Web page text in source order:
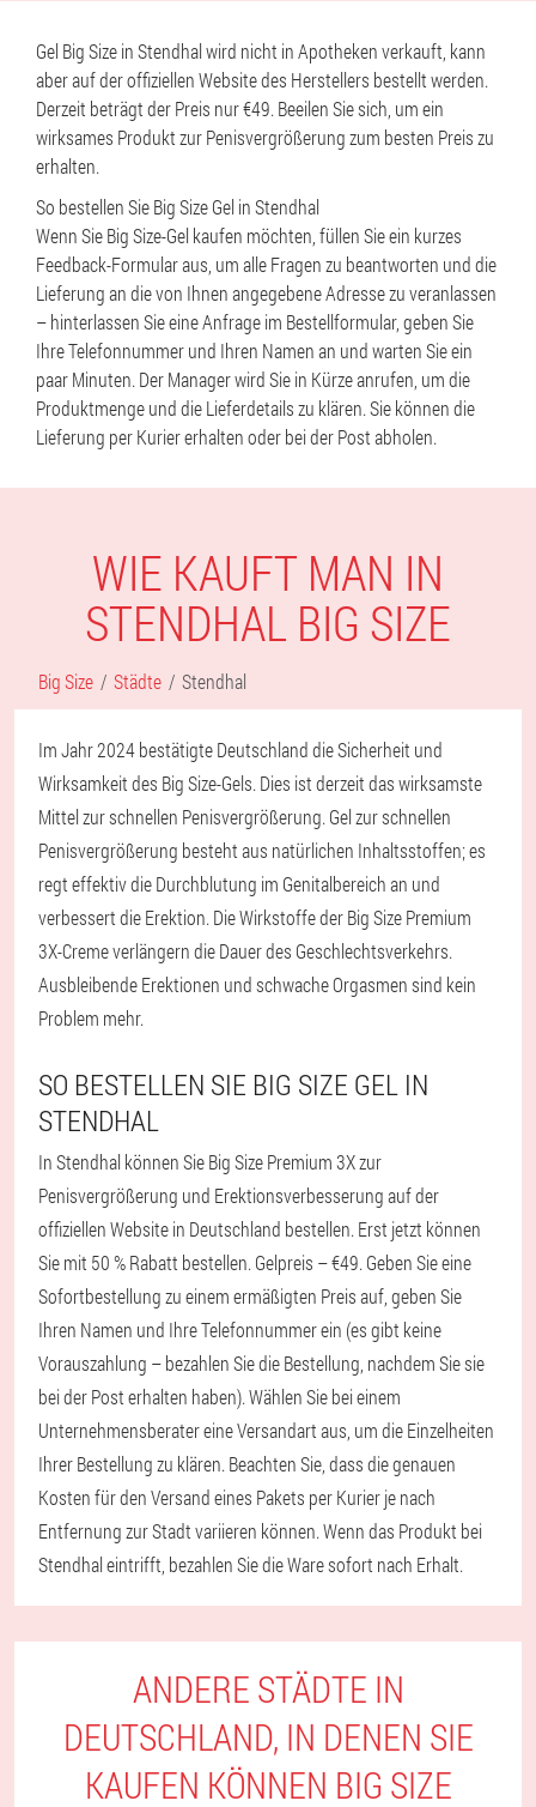
Gel Big Size in Stendhal wird nicht in Apotheken verkauft, kann
aber auf der offiziellen Website des Herstellers bestellt werden.
Derzeit beträgt der Preis nur €49. Beeilen Sie sich, um ein
wirksames Produkt zur Penisvergrößerung zum besten Preis zu
erhalten.
So bestellen Sie Big Size Gel in Stendhal
Wenn Sie Big Size-Gel kaufen möchten, füllen Sie ein kurzes
Feedback-Formular aus, um alle Fragen zu beantworten und die
Lieferung an die von Ihnen angegebene Adresse zu veranlassen
– hinterlassen Sie eine Anfrage im Bestellformular, geben Sie
Ihre Telefonnummer und Ihren Namen an und warten Sie ein
paar Minuten. Der Manager wird Sie in Kürze anrufen, um die
Produktmenge und die Lieferdetails zu klären. Sie können die
Lieferung per Kurier erhalten oder bei der Post abholen.
WIE KAUFT MAN IN
STENDHAL BIG SIZE
Big Size Städte Stendhal
Im Jahr 2024 bestätigte Deutschland die Sicherheit und
Wirksamkeit des Big Size-Gels. Dies ist derzeit das wirksamste
Mittel zur schnellen Penisvergrößerung. Gel zur schnellen
Penisvergrößerung besteht aus natürlichen Inhaltsstoffen; es
regt effektiv die Durchblutung im Genitalbereich an und
verbessert die Erektion. Die Wirkstoffe der Big Size Premium
3X-Creme verlängern die Dauer des Geschlechtsverkehrs.
Ausbleibende Erektionen und schwache Orgasmen sind kein
Problem mehr.
SO BESTELLEN SIE BIG SIZE GEL IN
STENDHAL
In Stendhal können Sie Big Size Premium 3X zur
Penisvergrößerung und Erektionsverbesserung auf der
offiziellen Website in Deutschland bestellen. Erst jetzt können
Sie mit 50 % Rabatt bestellen. Gelpreis – €49. Geben Sie eine
Sofortbestellung zu einem ermäßigten Preis auf, geben Sie
Ihren Namen und Ihre Telefonnummer ein (es gibt keine
Vorauszahlung – bezahlen Sie die Bestellung, nachdem Sie sie
bei der Post erhalten haben). Wählen Sie bei einem
Unternehmensberater eine Versandart aus, um die Einzelheiten
Ihrer Bestellung zu klären. Beachten Sie, dass die genauen
Kosten für den Versand eines Pakets per Kurier je nach
Entfernung zur Stadt variieren können. Wenn das Produkt bei
Stendhal eintrifft, bezahlen Sie die Ware sofort nach Erhalt.
ANDERE STÄDTE IN
DEUTSCHLAND, IN DENEN SIE
KAUFEN KÖNNEN BIG SIZE